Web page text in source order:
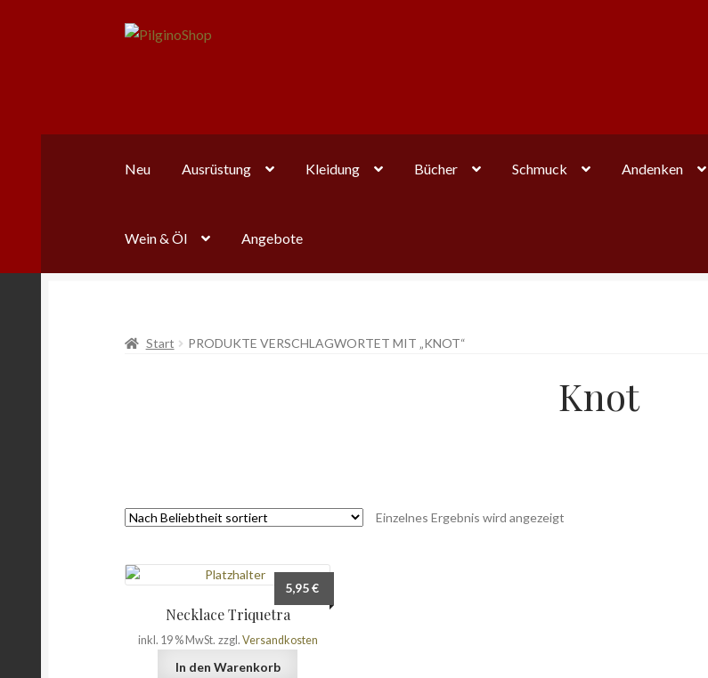
Zur
Zum
Neu Ausrüstung Kleidung Bücher Schmuck Andenken
Wein & Öl Angebote
Start PRODUKTE VERSCHLAGWORTET MIT „KNOT“
Knot
Einzelnes Ergebnis wird angezeigt
Necklace Triquetra
5,95€
inkl. 19 % MwSt. zzgl. Versandkosten
In den Warenkorb